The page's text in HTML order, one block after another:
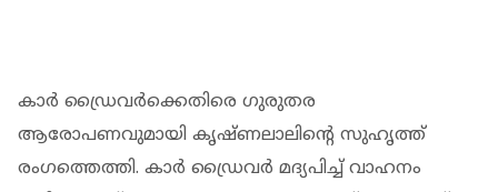
കാര്‍ ഡ്രൈവര്‍ക്കെതിരെ ഗുരുതര
ആരോപണവുമായി കൃഷ്ണലാലിന്റെ സുഹൃത്ത്
രംഗത്തെത്തി. കാര്‍ ഡ്രൈവര്‍ മദ്യപിച്ച് വാഹനം